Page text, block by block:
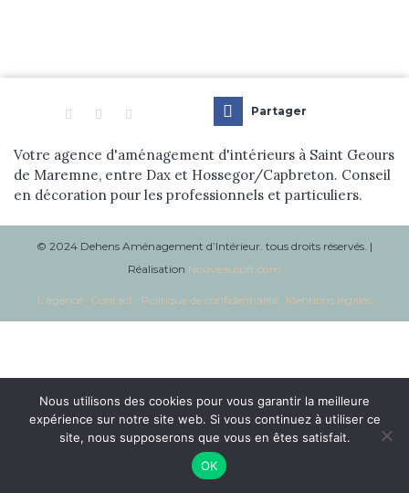
Réalisations
Blog
Contact
Votre agence d'aménagement d'intérieurs à Saint Geours
de Maremne, entre Dax et Hossegor/Capbreton. Conseil
en décoration pour les professionnels et particuliers.
Partager
© 2024 Dehens Aménagement d’Intérieur. tous droits réservés. |
Réalisation Nouveausoft.com
L’agence Contact Politique de confidentialité Mentions légales
Nous utilisons des cookies pour vous garantir la meilleure
expérience sur notre site web. Si vous continuez à utiliser ce
site, nous supposerons que vous en êtes satisfait.
OK